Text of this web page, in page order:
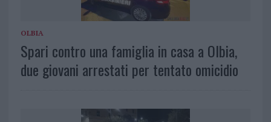
OLBIA
Spari contro una famiglia in casa a Olbia,
due giovani arrestati per tentato omicidio